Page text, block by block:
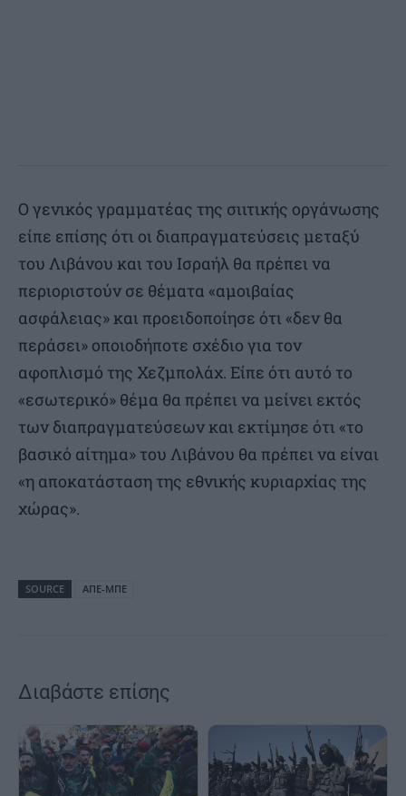
Ο γενικός γραμματέας της σιιτικής οργάνωσης
είπε επίσης ότι οι διαπραγματεύσεις μεταξύ
του Λιβάνου και του Ισραήλ θα πρέπει να
περιοριστούν σε θέματα «αμοιβαίας
ασφάλειας» και προειδοποίησε ότι «δεν θα
περάσει» οποιοδήποτε σχέδιο για τον
αφοπλισμό της Χεζμπολάχ. Είπε ότι αυτό το
«εσωτερικό» θέμα θα πρέπει να μείνει εκτός
των διαπραγματεύσεων και εκτίμησε ότι «το
βασικό αίτημα» του Λιβάνου θα πρέπει να είναι
«η αποκατάσταση της εθνικής κυριαρχίας της
χώρας».
SOURCE ΑΠΕ-ΜΠΕ
Διαβάστε επίσης